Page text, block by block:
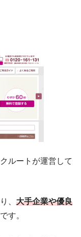
ルートが運営して
、 大手企業や優良
す。